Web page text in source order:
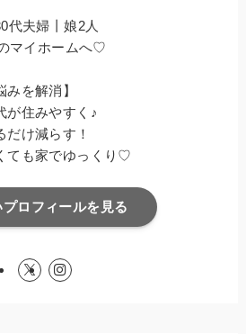
夫婦丨娘2人
イホームへ♡
みを解消】
住みやすく♪
け減らす！
ても家でゆっくり♡
プロフィールを見る